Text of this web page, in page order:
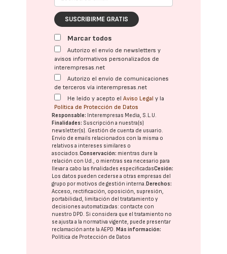
SUSCRIBIRME GRATIS
Marcar todos
Autorizo el envío de newsletters y
avisos informativos personalizados de
interempresas.net
Autorizo el envío de comunicaciones
de terceros vía interempresas.net
He leído y acepto elAviso Legal y la
Política de Protección de Datos
Responsable: Interempresas Media, S.L.U.
Finalidades: Suscripción a nuestra(s)
newsletter(s). Gestión de cuenta de usuario.
Envío de emails relacionados con la misma o
relativos a intereses similares o
asociados.Conservación: mientras dure la
relación con Ud., o mientras sea necesario para
llevar a cabo las finalidades especificadasCesión:
Los datos pueden cederse a otras empresas del
grupo por motivos de gestión interna.Derechos:
Acceso, rectificación, oposición, supresión,
portabilidad, limitación del tratatamiento y
decisiones automatizadas: contacte con
nuestro DPD. Si considera que el tratamiento no
se ajusta a la normativa vigente, puede presentar
reclamación ante laAEPD.Más información:
Política de Protección de Datos